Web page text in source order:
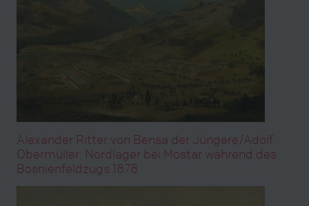
Alexander Ritter von Bensa der Jüngere/Adolf
Obermüller: Nordlager bei Mostar während des
Bosnienfeldzugs 1878